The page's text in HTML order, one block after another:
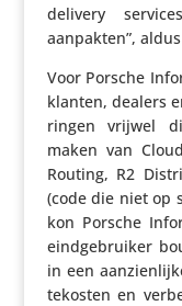
delivery
aanpakten”,
Voor Porsche
klanten, dealers
ringen vrijwel
maken van
Routing, R2
(code die niet op
kon Porsche
eind­ge­bruiker
in een
te­kosten en